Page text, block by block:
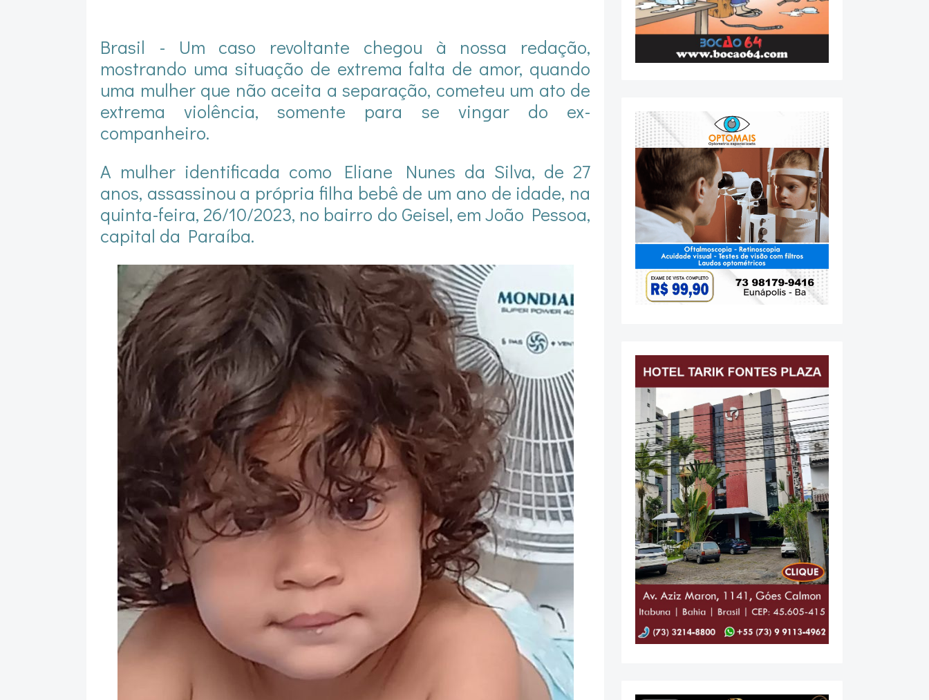
Brasil - Um caso revoltante chegou à nossa redação,
mostrando uma situação de extrema falta de amor, quando
uma mulher que não aceita a separação, cometeu um ato de
extrema violência, somente para se vingar do ex-
companheiro.
A mulher identificada como Eliane Nunes da Silva, de 27
anos, assassinou a própria filha bebê de um ano de idade, na
quinta-feira, 26/10/2023, no bairro do Geisel, em João Pessoa,
capital da Paraíba.